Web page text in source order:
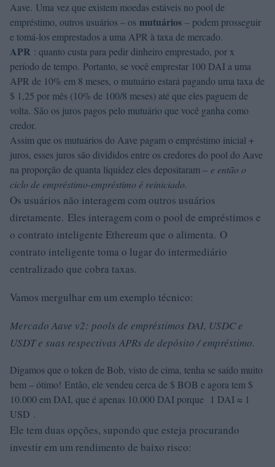
Aave. Uma vez que existem moedas estáveis ​​no pool de
empréstimo, outros usuários – os mutuários – podem prosseguir
e tomá-los emprestados a uma APR à taxa de mercado.
APR : quanto custa para pedir dinheiro emprestado, por x
período de tempo. Portanto, se você emprestar 100 DAI a uma
APR de 10% em 8 meses, o mutuário estará pagando uma taxa de
$ 1,25 por mês (10% de 100/8 meses) até que eles paguem de
volta. São os juros pagos pelo mutuário que você ganha como
credor.
Assim que os mutuários do Aave pagam o empréstimo inicial +
juros, esses juros são divididos entre os credores do pool do Aave
na proporção de quanta liquidez eles depositaram – e então o
ciclo de empréstimo-empréstimo é reiniciado.
Os usuários não interagem com outros usuários
diretamente. Eles interagem com o pool de empréstimos e
o contrato inteligente Ethereum que o alimenta. O
contrato inteligente toma o lugar do intermediário
centralizado que cobra taxas.
Vamos mergulhar em um exemplo técnico:
Mercado Aave v2: pools de empréstimos DAI, USDC e
USDT e suas respectivas APRs de depósito / empréstimo.
Digamos que o token de Bob, visto de cima, tenha se saído muito
bem – ótimo! Então, ele vendeu cerca de $ BOB e agora tem $
10.000 em DAI, que é apenas 10.000 DAI porque 1 DAI ≈ 1
USD .
Ele tem duas opções, supondo que esteja procurando
investir em um rendimento de baixo risco: